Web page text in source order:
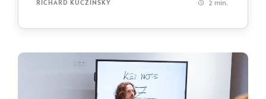
RICHARD KUCZINSKÝ 2 min.